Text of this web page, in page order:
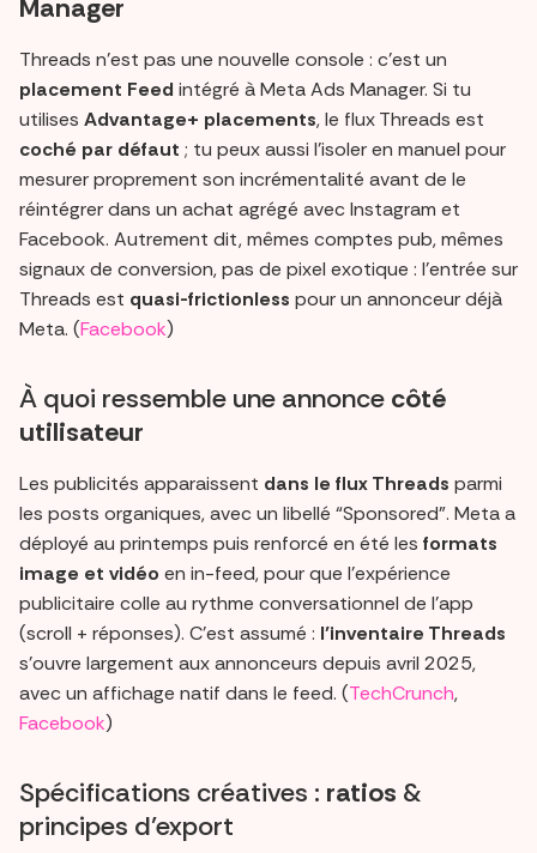
Manager
Threads n’est pas une nouvelle console : c’est un
placement Feed intégré à Meta Ads Manager. Si tu
utilises Advantage+ placements, le flux Threads est
coché par défaut ; tu peux aussi l’isoler en manuel pour
mesurer proprement son incrémentalité avant de le
réintégrer dans un achat agrégé avec Instagram et
Facebook. Autrement dit, mêmes comptes pub, mêmes
signaux de conversion, pas de pixel exotique : l’entrée sur
Threads est quasi-frictionless pour un annonceur déjà
Meta. (Facebook)
À quoi ressemble une annonce côté
utilisateur
Les publicités apparaissent dans le flux Threads parmi
les posts organiques, avec un libellé “Sponsored”. Meta a
déployé au printemps puis renforcé en été les formats
image et vidéo en in-feed, pour que l’expérience
publicitaire colle au rythme conversationnel de l’app
(scroll + réponses). C’est assumé : l’inventaire Threads
s’ouvre largement aux annonceurs depuis avril 2025,
avec un affichage natif dans le feed. (TechCrunch,
Facebook)
Spécifications créatives : ratios &
principes d’export